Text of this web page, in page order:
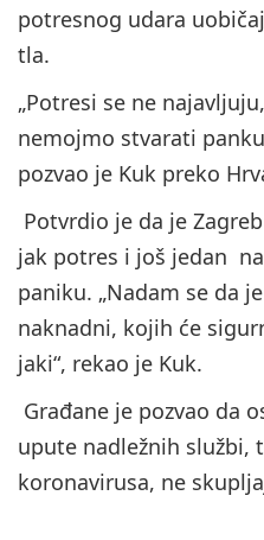
potresnog udara
tla.
„Potresi se ne
nemojmo stvarati
pozvao je Kuk preko
Potvrdio je da je
jak potres i još jedan
paniku. „Nadam se da
naknadni, kojih će
jaki“, rekao je Kuk.
Građane je pozvao da
upute nadležnih službi,
koronavirusa, ne